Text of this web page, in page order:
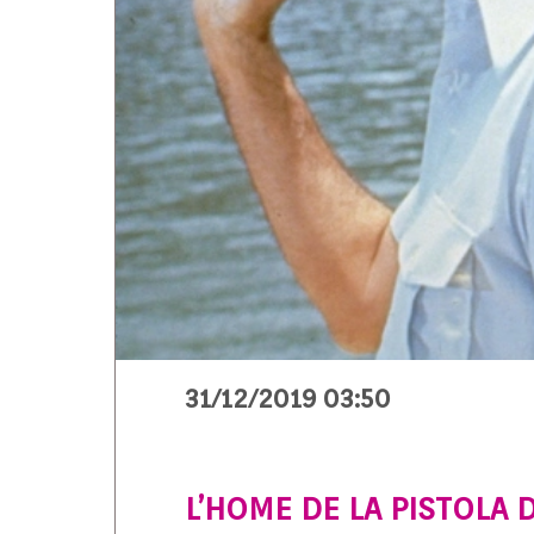
31/12/2019 03:50
L’HOME DE LA PISTOLA